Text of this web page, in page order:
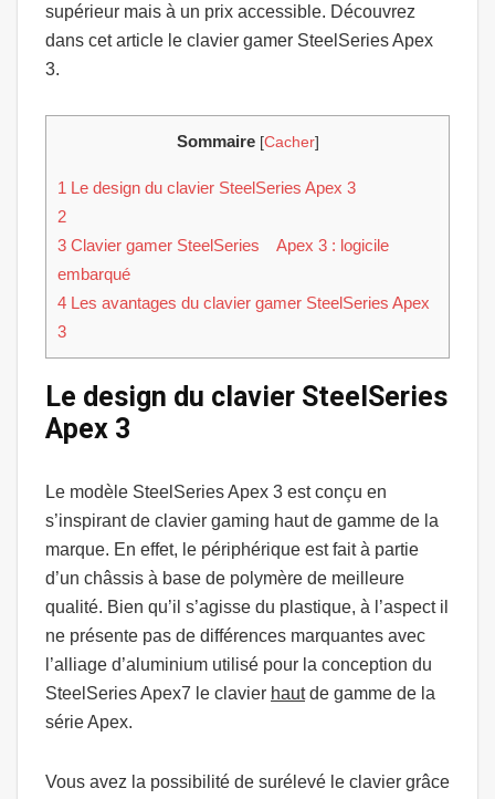
supérieur mais à un prix accessible. Découvrez
dans cet article le clavier gamer SteelSeries Apex
3.
Sommaire [Cacher]
1 Le design du clavier SteelSeries Apex 3
2
3 Clavier gamer SteelSeries Apex 3 : logicile
embarqué
4 Les avantages du clavier gamer SteelSeries Apex
3
Le design du clavier SteelSeries
Apex 3
Le modèle SteelSeries Apex 3 est conçu en
s’inspirant de clavier gaming haut de gamme de la
marque. En effet, le périphérique est fait à partie
d’un châssis à base de polymère de meilleure
qualité. Bien qu’il s’agisse du plastique, à l’aspect il
ne présente pas de différences marquantes avec
l’alliage d’aluminium utilisé pour la conception du
SteelSeries Apex7 le clavier hautde gamme de la
série Apex.
Vous avez la possibilité de surélevé le clavier grâce